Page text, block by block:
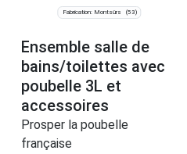
Fabrication: Montsûrs (53)
Ensemble salle de
bains/toilettes avec
poubelle 3L et
accessoires
Prosper la poubelle
française